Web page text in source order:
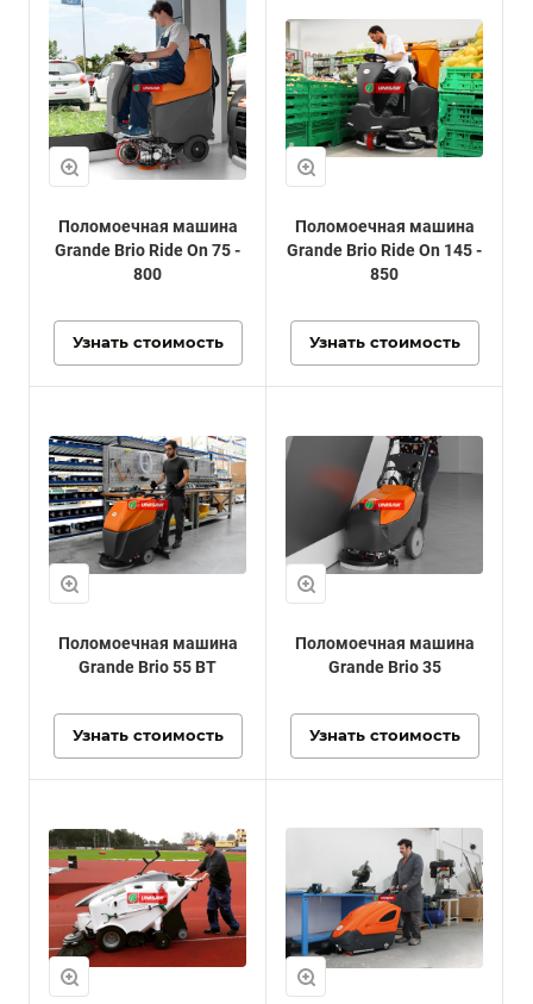
Поломоечная машина
Grande Brio Ride On 75 -
800
Узнать стоимость
Поломоечная машина
Grande Brio Ride On 145 -
850
Узнать стоимость
Поломоечная машина
Grande Brio 55 BT
Узнать стоимость
Поломоечная машина
Grande Brio 35
Узнать стоимость